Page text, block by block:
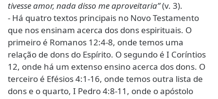
tivesse amor, nada disso me aproveitaria”(v. 3).
- Há quatro textos principais no Novo Testamento
que nos ensinam acerca dos dons espirituais. O
primeiro é Romanos 12:4-8, onde temos uma
relação de dons do Espírito. O segundo é I Coríntios
12, onde há um extenso ensino acerca dos dons. O
terceiro é Efésios 4:1-16, onde temos outra lista de
dons e o quarto, I Pedro 4:8-11, onde o apóstolo